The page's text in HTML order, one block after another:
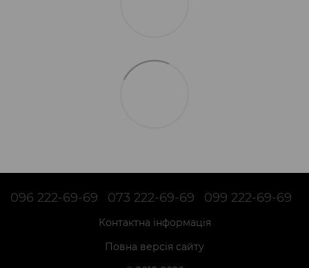
096 222-69-69 073 222-69-69 099 222-69-69
Контактна інформація
Повна версія сайту